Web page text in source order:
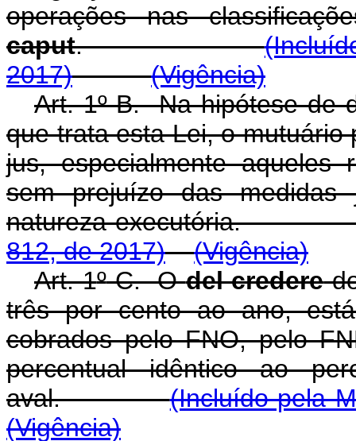
operações nas
caput.
2017)
(Vigência)
Art. 1º-B. Na hipótese de
que trata esta Lei, o
jus, especialmente aqueles
sem prejuízo das medidas
natureza
812, de 2017)
(Vigência)
Art. 1º-C. Odel credere
três por cento ao ano,
cobrados pelo FNO, pelo
percentual idêntico ao
aval.(Incluído pela
(Vigência)